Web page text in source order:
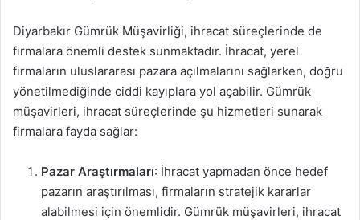
Diyarbakır Gümrük Müşavirliği, ihracat süreçlerinde de
firmalara önemli destek sunmaktadır. İhracat, yerel
firmaların uluslararası pazara açılmalarını sağlarken, doğru
yönetilmediğinde ciddi kayıplara yol açabilir. Gümrük
müşavirleri, ihracat süreçlerinde şu hizmetleri sunarak
firmalara fayda sağlar:
Pazar Araştırmaları: İhracat yapmadan önce hedef
pazarın araştırılması, firmaların stratejik kararlar
alabilmesi için önemlidir. Gümrük müşavirleri, ihracat